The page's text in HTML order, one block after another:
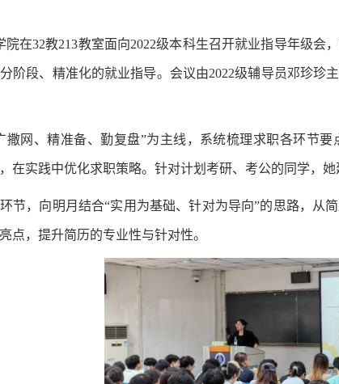
院在32教213教室面向2022级本科生召开就业指导年级
阶段、精准化的就业指导。会议由2022级辅导员邓珍珍主
撒网、精准备、勤复盘”为主线，系统梳理求职各环节要
，在实践中优化求职策略。针对计划考研、考公的同学， 她
节，向明月结合“实用为基础、针对为导向”的思路，从
点，提升简历的专业性与针对性。